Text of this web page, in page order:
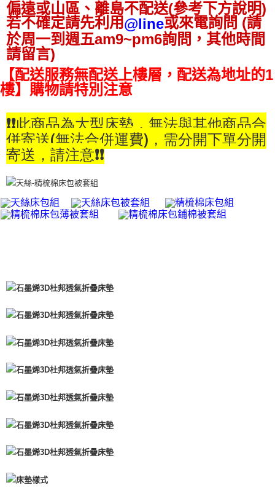
偏遠或山區、離島不配送(參考下方說明)
若不確定請先利用@line或來電詢問 (請
於周一到週五am9~pm6詢問，其他時間
請留言)
【配送服務無配送上樓層，配送為地址的1
樓】購物請特別注意
❗❗此商品為大型床墊，無法與其他商品合
併寄送(無法合併運費)，需分開下單分開
寄送，請注意❗❗